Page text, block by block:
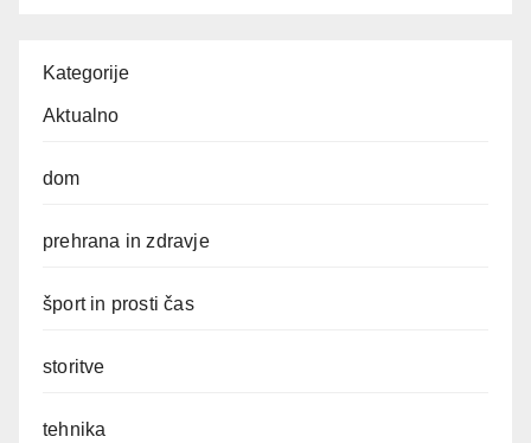
Kategorije
Aktualno
dom
prehrana in zdravje
šport in prosti čas
storitve
tehnika